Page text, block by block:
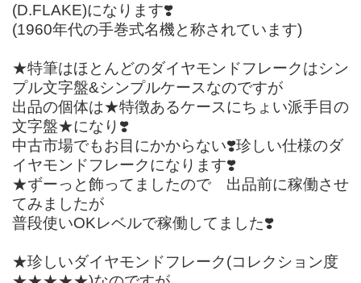
(D.FLAKE)になります❣️
(1960年代の手巻式名機と称されています)
★特筆はほとんどのダイヤモンドフレークはシン
プル文字盤&シンプルケースなのですが
出品の個体は★特徴あるケースにちょい派手目の
文字盤★になり❣️
中古市場でもお目にかからない❣️珍しい仕様のダ
イヤモンドフレークになります❣️
★ずーっと飾ってましたので 出品前に稼働させ
てみましたが
普段使いOKレベルで稼働してました❣️
★珍しいダイヤモンドフレーク(コレクション度